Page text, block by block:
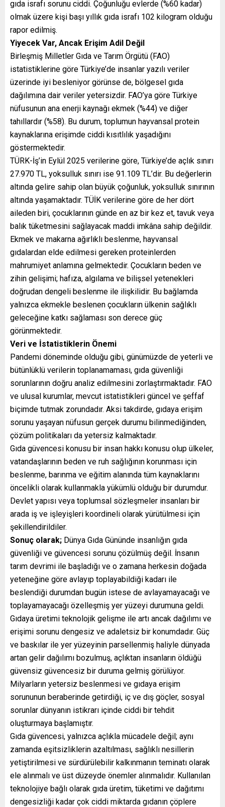
gıda israfı sorunu ciddi. Çoğunluğu evlerde (%60 kadar)
olmak üzere kişi başı yıllık gıda israfı 102 kilogram olduğu
rapor edilmiş.
Yiyecek Var, Ancak Erişim Adil Değil
Birleşmiş Milletler Gıda ve Tarım Örgütü (FAO)
istatistiklerine göre Türkiye’de insanlar yazılı veriler
üzerinde iyi besleniyor görünse de, bölgesel gıda
dağılımına dair veriler yetersizdir. FAO’ya göre Türkiye
nüfusunun ana enerji kaynağı ekmek (%44) ve diğer
tahıllardır (%58). Bu durum, toplumun hayvansal protein
kaynaklarına erişimde ciddi kısıtlılık yaşadığını
göstermektedir.
TÜRK-İş’in Eylül 2025 verilerine göre, Türkiye’de açlık sınırı
27.970 TL, yoksulluk sınırı ise 91.109 TL’dir. Bu değerlerin
altında gelire sahip olan büyük çoğunluk, yoksulluk sınırının
altında yaşamaktadır. TÜİK verilerine göre de her dört
aileden biri, çocuklarının günde en az bir kez et, tavuk veya
balık tüketmesini sağlayacak maddi imkâna sahip değildir.
Ekmek ve makarna ağırlıklı beslenme, hayvansal
gıdalardan elde edilmesi gereken proteinlerden
mahrumiyet anlamına gelmektedir. Çocukların beden ve
zihin gelişimi; hafıza, algılama ve bilişsel yetenekleri
doğrudan dengeli beslenme ile ilişkilidir. Bu bağlamda
yalnızca ekmekle beslenen çocukların ülkenin sağlıklı
geleceğine katkı sağlaması son derece güç
görünmektedir.
Veri ve İstatistiklerin Önemi
Pandemi döneminde olduğu gibi, günümüzde de yeterli ve
bütünlüklü verilerin toplanamaması, gıda güvenliği
sorunlarının doğru analiz edilmesini zorlaştırmaktadır. FAO
ve ulusal kurumlar, mevcut istatistikleri güncel ve şeffaf
biçimde tutmak zorundadır. Aksi takdirde, gıdaya erişim
sorunu yaşayan nüfusun gerçek durumu bilinmediğinden,
çözüm politikaları da yetersiz kalmaktadır.
Gıda güvencesi konusu bir insan hakkı konusu olup ülkeler,
vatandaşlarının beden ve ruh sağlığının korunması için
beslenme, barınma ve eğitim alanında tüm kaynaklarını
öncelikli olarak kullanmakla yükümlü olduğu bir durumdur.
Devlet yapısı veya toplumsal sözleşmeler insanları bir
arada iş ve işleyişleri koordineli olarak yürütülmesi için
şekillendirildiler.
Sonuç olarak; Dünya Gıda Gününde insanlığın gıda
güvenliği ve güvencesi sorunu çözülmüş değil. İnsanın
tarım devrimi ile başladığı ve o zamana herkesin doğada
yeteneğine göre avlayıp toplayabildiği kadarı ile
beslendiği durumdan bugün istese de avlayamayacağı ve
toplayamayacağı özelleşmiş yer yüzeyi durumuna geldi.
Gıdaya üretimi teknolojik gelişme ile artı ancak dağılımı ve
erişimi sorunu dengesiz ve adaletsiz bir konumdadır. Güç
ve baskılar ile yer yüzeyinin parsellenmiş haliyle dünyada
artan gelir dağılımı bozulmuş, açlıktan insanların öldüğü
güvensiz güvencesiz bir duruma gelmiş görülüyor.
Milyarların yetersiz beslenmesi ve gıdaya erişim
sorununun beraberinde getirdiği, iç ve dış göçler, sosyal
sorunlar dünyanın istikrarı içinde ciddi bir tehdit
oluşturmaya başlamıştır.
Gıda güvencesi, yalnızca açlıkla mücadele değil; aynı
zamanda eşitsizliklerin azaltılması, sağlıklı nesillerin
yetiştirilmesi ve sürdürülebilir kalkınmanın teminatı olarak
ele alınmalı ve üst düzeyde önemler alınmalıdır. Kullanılan
teknolojiye bağlı olarak gıda üretim, tüketimi ve dağıtımı
dengesizliği kadar çok ciddi miktarda gıdanın çöplere